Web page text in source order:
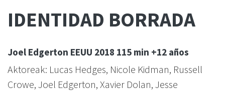
IDENTIDAD BORRADA
Joel Edgerton EEUU 2018 115 min +12 años
Aktoreak: Lucas Hedges, Nicole Kidman, Russell
Crowe, Joel Edgerton, Xavier Dolan, Jesse